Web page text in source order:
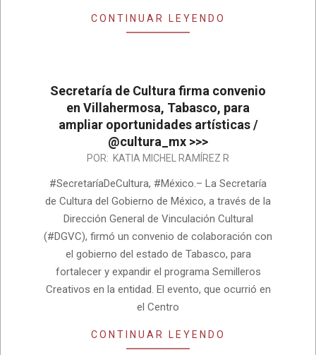
CONTINUAR LEYENDO
Secretaría de Cultura firma convenio
en Villahermosa, Tabasco, para
ampliar oportunidades artísticas /
@cultura_mx >>>
POR: KATIA MICHEL RAMÍREZ R
#SecretaríaDeCultura, #México.– La Secretaría
de Cultura del Gobierno de México, a través de la
Dirección General de Vinculación Cultural
(#DGVC), firmó un convenio de colaboración con
el gobierno del estado de Tabasco, para
fortalecer y expandir el programa Semilleros
Creativos en la entidad. El evento, que ocurrió en
el Centro
CONTINUAR LEYENDO